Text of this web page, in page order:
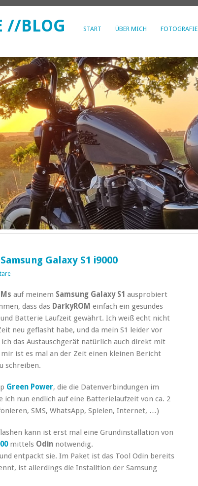
START ÜBER MICH FOTOGRAFIE
//BLOG
Galaxy S1 i9000
auf meinem Samsung Galaxy S1 ausprobiert
dass das DarkyROM einfach ein gesundes
Batterie Laufzeit gewährt. Ich weiß echt nicht
neu geflasht habe, und da mein S1 leider vor
das Austauschgerät natürlich auch direkt mit
ist es mal an der Zeit einen kleinen Bericht
schreiben.
Green Power, die die Datenverbindungen im
nun endlich auf eine Batterielaufzeit von ca. 2
SMS, WhatsApp, Spielen, Internet, …)
kann ist erst mal eine Grundinstallation von
mittels Odin notwendig.
entpackt sie. Im Paket ist das Tool Odin bereits
ist allerdings die Installtion der Samsung